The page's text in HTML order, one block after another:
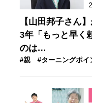
【山田邦子さん
3年「もっと早く
のは…
#親 #ターニングポイ